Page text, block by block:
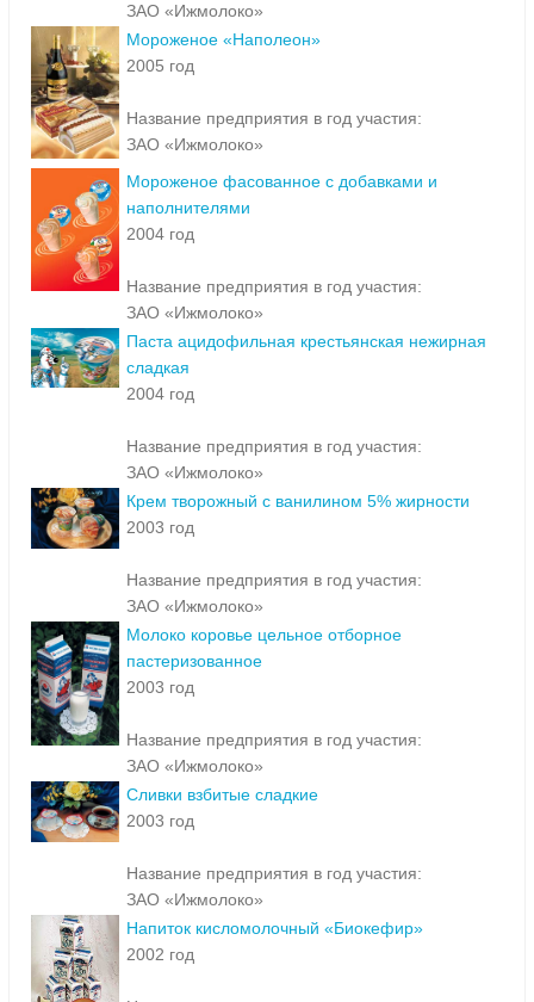
ЗАО «Ижмолоко»
Мороженое «Наполеон»
2005 год
Название предприятия в год участия:
ЗАО «Ижмолоко»
Мороженое фасованное с добавками и
наполнителями
2004 год
Название предприятия в год участия:
ЗАО «Ижмолоко»
Паста ацидофильная крестьянская нежирная
сладкая
2004 год
Название предприятия в год участия:
ЗАО «Ижмолоко»
Крем творожный с ванилином 5% жирности
2003 год
Название предприятия в год участия:
ЗАО «Ижмолоко»
Молоко коровье цельное отборное
пастеризованное
2003 год
Название предприятия в год участия:
ЗАО «Ижмолоко»
Сливки взбитые сладкие
2003 год
Название предприятия в год участия:
ЗАО «Ижмолоко»
Напиток кисломолочный «Биокефир»
2002 год